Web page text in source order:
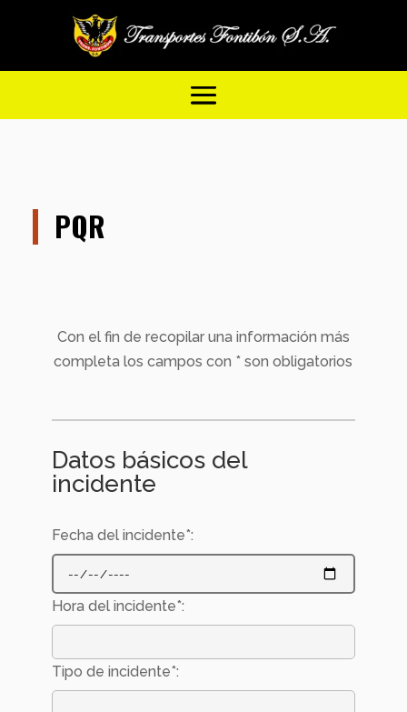
PQR
Con el fin de recopilar una información más
completa los campos con * son obligatorios
Datos básicos del
incidente
Fecha del incidente*:
Hora del incidente*:
Tipo de incidente*: